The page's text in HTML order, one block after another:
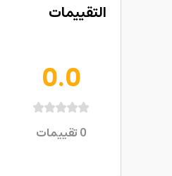
التقييمات
0.0
0تقييمات